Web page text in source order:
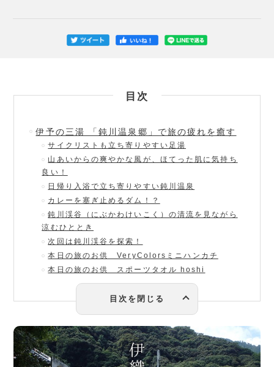
目次
伊予の三湯 「鈍川温泉郷」で旅の疲れを癒す
サイクリストも立ち寄りやすい足湯
山あいからの爽やかな風が、ほてった肌に気持ち
良い！
日帰り入浴で立ち寄りやすい鈍川温泉
カレーを塞ぎ止めるダム！？
鈍川渓谷（にぶかわけいこく）の清流を見ながら
涼むひととき
次回は鈍川渓谷を探索！
本日の旅のお供 VeryColorsミニハンカチ
本日の旅のお供 スポーツタオル hoshi